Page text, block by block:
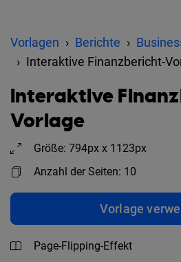
Vorlagen Berichte
Interaktive Finanzbericht-
Interaktive
Vorlage
Größe: 794px x 1123px
Anzahl der Seiten: 10
Vorlage
Page-Flipping-Effekt